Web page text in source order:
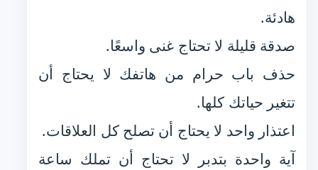
هادئة.
صدقة قليلة لا تحتاج غنى واسعًا.
حذف باب حرام من هاتفك لا يحتاج أن
تتغير حياتك كلها.
اعتذار واحد لا يحتاج أن تصلح كل العلاقات.
آية واحدة بتدبر لا تحتاج أن تملك ساعة